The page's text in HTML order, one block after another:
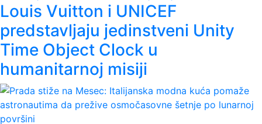
Louis Vuitton i UNICEF
predstavljaju jedinstveni Unity
Time Object Clock u
humanitarnoj misiji